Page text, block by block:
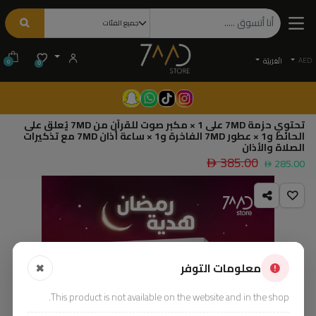
AED الْعَرَبيّة 0
0
تحتوي حزمة 7MD على 1 × مكبر صوت للقرآن من 7MD يُعلق على
الحائط و1 × عطور 7MD الفاخرة و1 × ساعة أذان 7MD مع تذكيرات
الصلاة والأذان
285.00
385.00
معلومات التوفر
This product is not available on the website and in the shop.